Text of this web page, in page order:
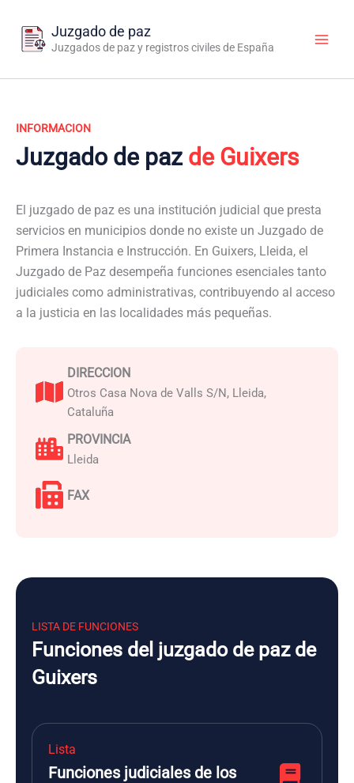
contenido
Juzgado de paz
Juzgados de paz y registros civiles de España
INFORMACION
Juzgado de paz de Guixers
El juzgado de paz es una institución judicial que presta
servicios en municipios donde no existe un Juzgado de
Primera Instancia e Instrucción. En Guixers, Lleida, el
Juzgado de Paz desempeña funciones esenciales tanto
judiciales como administrativas, contribuyendo al acceso
a la justicia en las localidades más pequeñas.
DIRECCION
Otros Casa Nova de Valls S/N, Lleida,
Cataluña
PROVINCIA
Lleida
FAX
LISTA DE FUNCIONES
Funciones del juzgado de paz de
Guixers
Lista
Funciones judiciales de los